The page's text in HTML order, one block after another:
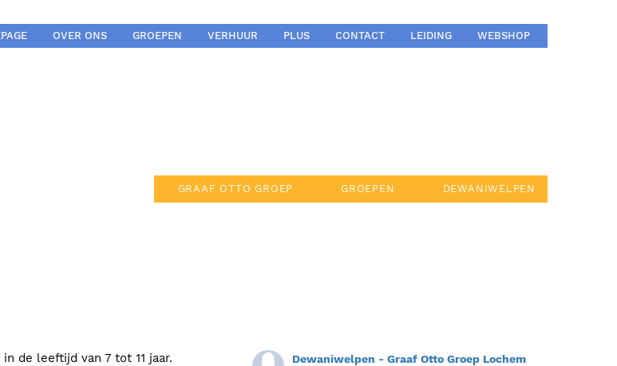
OVER ONS GROEPEN VERHUUR PLUS CONTACT LEIDING WEBSHOP
GRAAF OTTO GROEP GROEPEN DEWANIWELPEN
de leeftijd van 7 tot 11 jaar.
Dewaniwelpen - Graaf Otto Groep Lochem